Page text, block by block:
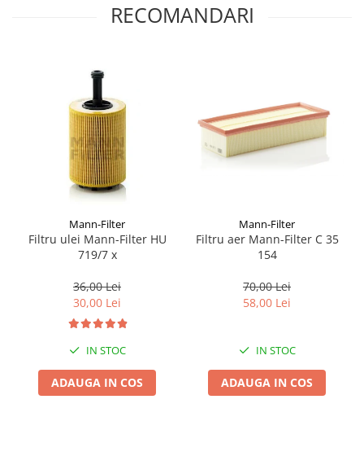
RECOMANDARI
Mann-Filter
Filtru ulei Mann-Filter HU
719/7 x
36,00 Lei
30,00 Lei
IN STOC
ADAUGA IN COS
Mann-Filter
Filtru aer Mann-Filter C 35
154
70,00 Lei
58,00 Lei
IN STOC
ADAUGA IN COS